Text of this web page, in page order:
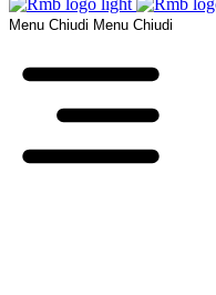
Menu Chiudi Menu Chiudi